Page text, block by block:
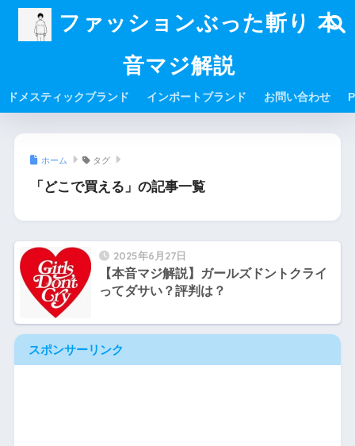
ファッションぶった斬り 本
音マジ解説
ドメスティックブランド インポートブランド お問い合わせ
ホーム タグ
「どこで買える」の記事一覧
2025年6月27日
【本音マジ解説】ガールズドントクライ
ってダサい？評判は？
スポンサーリンク